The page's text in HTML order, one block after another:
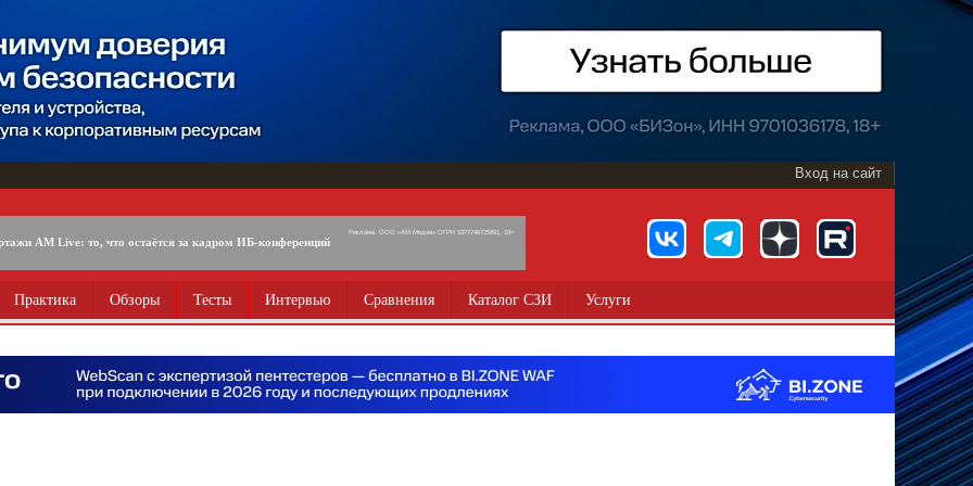
Вход на сайт
AM Live: то, что остаётся за кадром ИБ-конференций
Реклама. ООО «АМ Медиа» ОГРН 1077746725891, 18+
Практика Обзоры Тесты Интервью Сравнения Каталог СЗИ Услуги